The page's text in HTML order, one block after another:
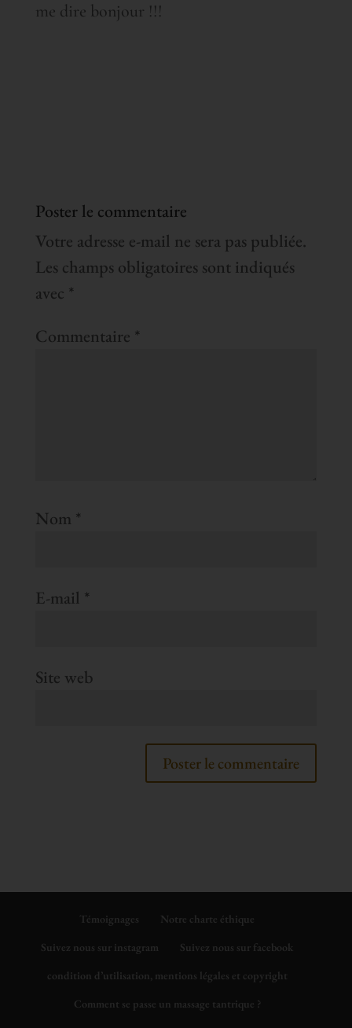
me dire bonjour !!!
Poster le commentaire
Votre adresse e-mail ne sera pas publiée.
Les champs obligatoires sont indiqués
avec *
Commentaire *
Nom *
E-mail *
Site web
Témoignages
Notre charte éthique
Suivez nous sur instagram
Suivez nous sur facebook
condition d’utilisation, mentions légales et copyright
Comment se passe un massage tantrique ?